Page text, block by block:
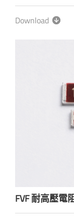
Download
FVF 耐高壓電